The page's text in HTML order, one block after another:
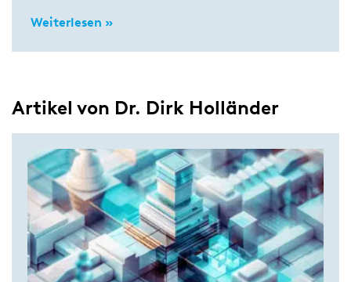
Weiterlesen »
Artikel von Dr. Dirk Holländer